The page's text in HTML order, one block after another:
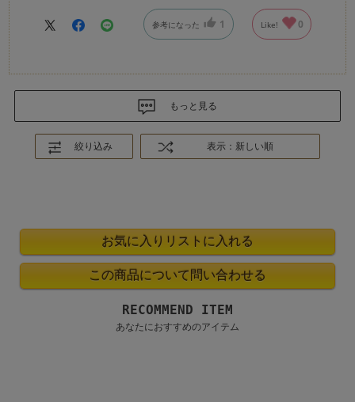
参考になった 1 Like! 0
もっと見る
絞り込み 表示：新しい順
RECOMMEND ITEM
あなたにおすすめのアイテム